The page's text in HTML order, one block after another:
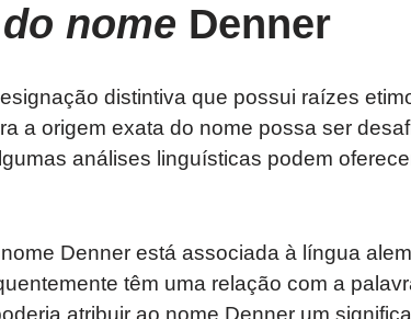
nome Denner
distintiva que possui raízes
a origem exata do nome possa ser
análises linguísticas podem
Denner está associada à língua
têm uma relação com a
atribuir ao nome Denner um